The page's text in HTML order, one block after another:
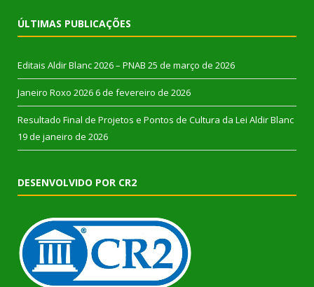
ÚLTIMAS PUBLICAÇÕES
Editais Aldir Blanc 2026 – PNAB 25 de março de 2026
Janeiro Roxo 2026 6 de fevereiro de 2026
Resultado Final de Projetos e Pontos de Cultura da Lei Aldir Blanc
19 de janeiro de 2026
DESENVOLVIDO POR CR2